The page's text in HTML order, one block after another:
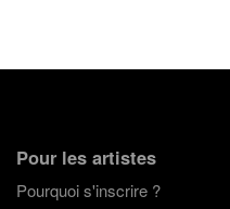
Pour les artistes
Pourquoi s'inscrire ?